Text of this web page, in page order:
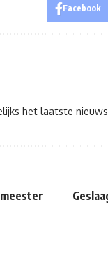
Facebook
het laatste